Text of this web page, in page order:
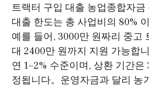
트랙터 구입 대출 농업종합자금
대출 한도는 총 사업비의 80%
예를 들어, 3000만 원짜리 중고
대 2400만 원까지 지원 가능합
연 1~2% 수준이며, 상환 기간은
정됩니다。운영자금과 달리 농